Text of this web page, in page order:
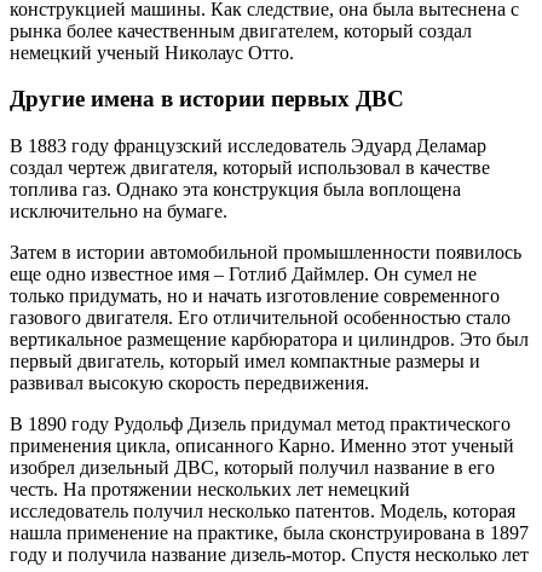
конструкцией машины. Как следствие, она была вытеснена с
рынка более качественным двигателем, который создал
немецкий ученый Николаус Отто.
Другие имена в истории первых ДВС
В 1883 году французский исследователь Эдуард Деламар
создал чертеж двигателя, который использовал в качестве
топлива газ. Однако эта конструкция была воплощена
исключительно на бумаге.
Затем в истории автомобильной промышленности появилось
еще одно известное имя – Готлиб Даймлер. Он сумел не
только придумать, но и начать изготовление современного
газового двигателя. Его отличительной особенностью стало
вертикальное размещение карбюратора и цилиндров. Это был
первый двигатель, который имел компактные размеры и
развивал высокую скорость передвижения.
В 1890 году Рудольф Дизель придумал метод практического
применения цикла, описанного Карно. Именно этот ученый
изобрел дизельный ДВС, который получил название в его
честь. На протяжении нескольких лет немецкий
исследователь получил несколько патентов. Модель, которая
нашла применение на практике, была сконструирована в 1897
году и получила название дизель-мотор. Спустя несколько лет